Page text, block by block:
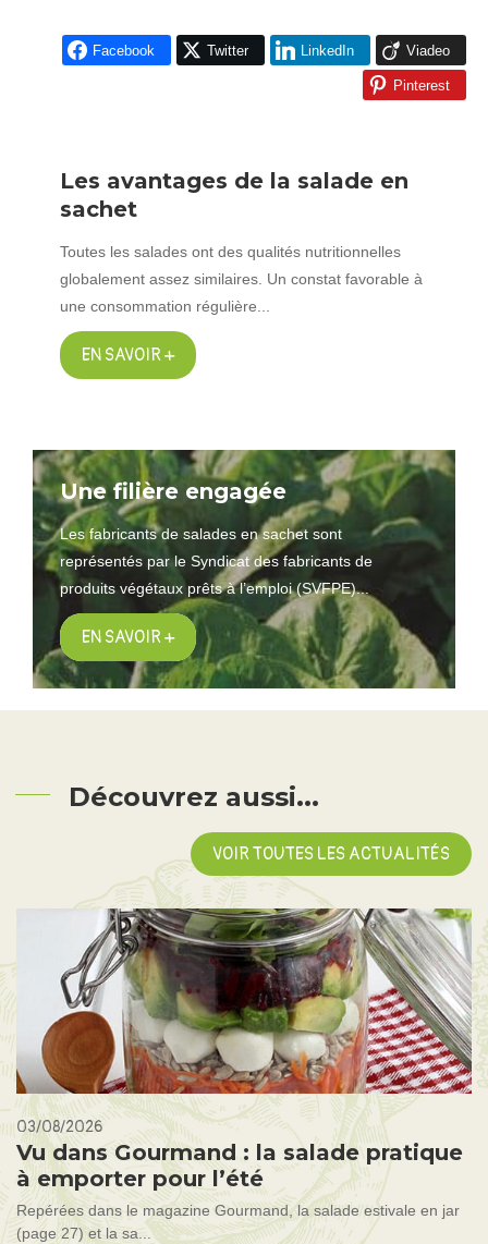
Facebook Twitter LinkedIn Viadeo
Pinterest
Les avantages de la salade en
sachet
Toutes les salades ont des qualités nutritionnelles
globalement assez similaires. Un constat favorable à
une consommation régulière...
EN SAVOIR +
Une filière engagée
Les fabricants de salades en sachet sont
représentés par le Syndicat des fabricants de
produits végétaux prêts à l’emploi (SVFPE)...
EN SAVOIR +
Découvrez aussi...
VOIR TOUTES LES ACTUALITÉS
03/08/2026
Vu dans Gourmand : la salade pratique
à emporter pour l’été
Repérées dans le magazine Gourmand, la salade estivale en jar
(page 27) et la sa...